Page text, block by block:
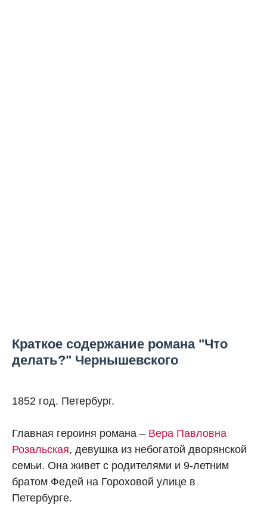
Краткое содержание романа "Что
делать?" Чернышевского
1852 год. Петербург.
Главная героиня романа – Вера Павловна
Розальская, девушка из небогатой дворянской
семьи. Она живет с родителями и 9-летним
братом Федей на Гороховой улице в
Петербурге.